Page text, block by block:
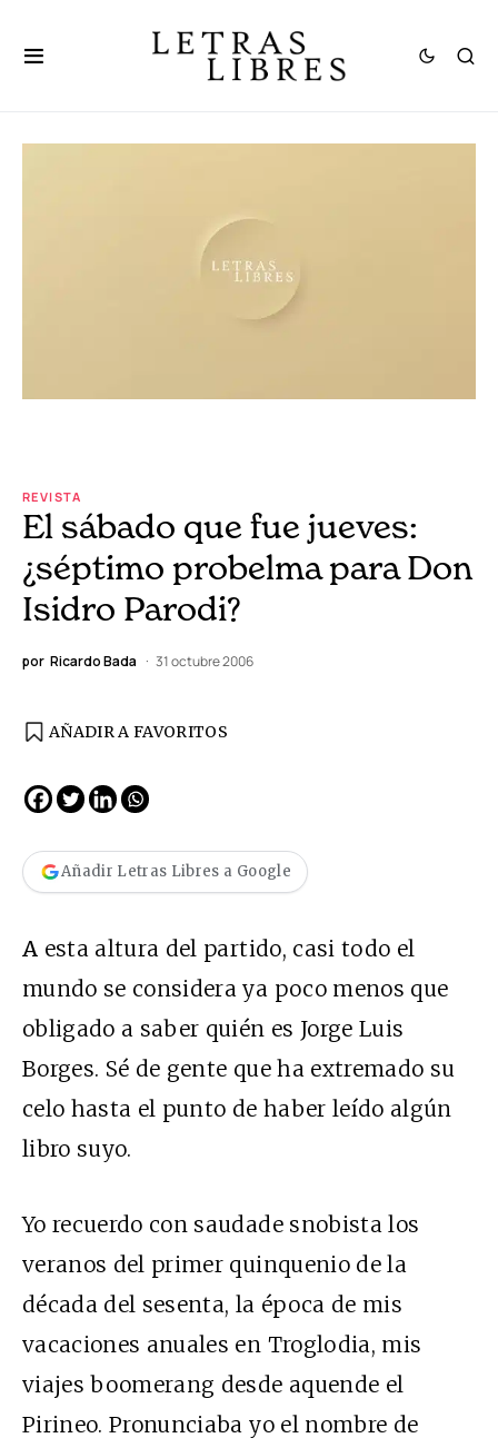
REVISTA
El sábado que fue jueves:
¿séptimo probelma para Don
Isidro Parodi?
por Ricardo Bada 31 octubre 2006
AÑADIR A FAVORITOS
Añadir Letras Libres a Google
A esta altura del partido, casi todo el
mundo se considera ya poco menos que
obligado a saber quién es Jorge Luis
Borges. Sé de gente que ha extremado su
celo hasta el punto de haber leído algún
libro suyo.
Yo recuerdo con saudade snobista los
veranos del primer quinquenio de la
década del sesenta, la época de mis
vacaciones anuales en Troglodia, mis
viajes boomerang desde aquende el
Pirineo. Pronunciaba yo el nombre de